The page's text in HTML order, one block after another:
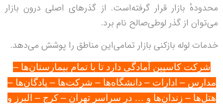
محدودهٔ بازار قرار گرفته‌است. از گذرهای اصلی درون بازار
می‌توان از گذر لوطی‌صالح نام برد.
خدمات لوله بازکنی بازار تمامی‌این مناطق را پوشش می‌دهد.
شرکت کاسپین آمادگی دارد تا با تمام بیمارستان‌ها –
مدارس – ادارات – دانشگاه‌ها – شرکت‌ها – پادگان‌ها –
هتل‌ها – زندان‌ها و … در سراسر تهران – کرج – البرز و